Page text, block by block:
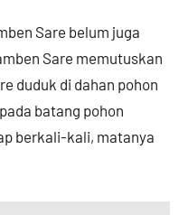
Sare belum juga
Sare memutuskan
duduk di dahan pohon
batang pohon
berkali-kali, matanya